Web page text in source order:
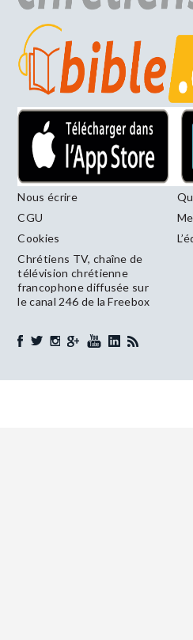
Nous écrire
CGU
Cookies
Chrétiens TV, chaîne de
télévision chrétienne
francophone diffusée sur
le canal 246 de la Freebox